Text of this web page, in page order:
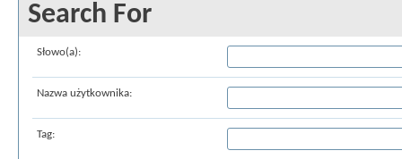
Search For
Słowo(a):
Nazwa użytkownika:
Tag: